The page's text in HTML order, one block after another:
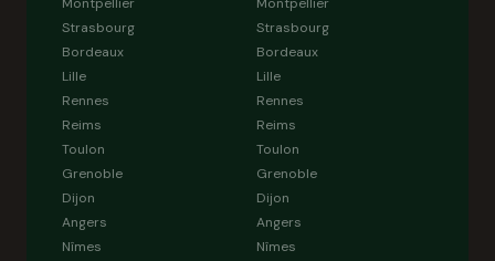
Strasbourg
Bordeaux
Lille
Rennes
Reims
Toulon
Grenoble
Dijon
Angers
Nîmes
Strasbourg
Bordeaux
Lille
Rennes
Reims
Toulon
Grenoble
Dijon
Angers
Nîmes